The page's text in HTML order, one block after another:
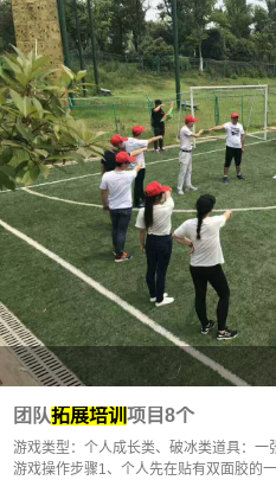
团队拓展培训 项目8个
游戏类型：个人成长类、破冰类道具：
游戏操作步骤1、个人先在贴有双面胶的